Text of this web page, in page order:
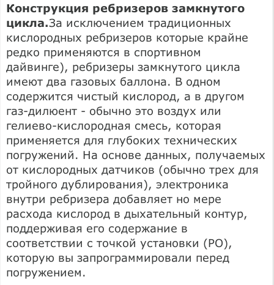
Конструкция ребризеров замкнутого
цикла.За исключением традиционных
кислородных ребризеров которые крайне
редко применяются в спортивном
дайвинге), ребризеры замкнутого цикла
имеют два газовых баллона. В одном
содержится чистый кислород, а в другом
газ-дилюент - обычно это воздух или
гелиево-кислородная смесь, которая
применяется для глубоких технических
погружений. На основе данных, получаемых
от кислородных датчиков (обычно трех для
тройного дублирования), электроника
внутри ребризера добавляет но мере
расхода кислород в дыхательный контур,
поддерживая его содержание в
соответствии с точкой установки (PO),
которую вы запрограммировали перед
погружением.